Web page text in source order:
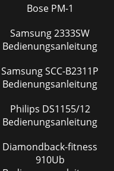
Bose PM-1
Samsung 2333SW
Bedienungsanleitung
Samsung SCC-B2311P
Bedienungsanleitung
Philips DS1155/12
Bedienungsanleitung
Diamondback-fitness
910Ub